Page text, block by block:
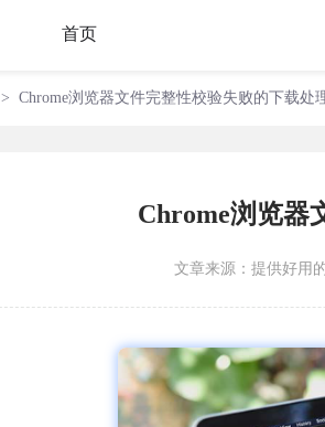
首页
> Chrome浏览器文件完整性校验失败的下载处
Chrome浏览器
文章来源： 提供好用